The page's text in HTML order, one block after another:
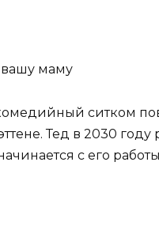
вашу маму
ситком
Тед в 2030
с его